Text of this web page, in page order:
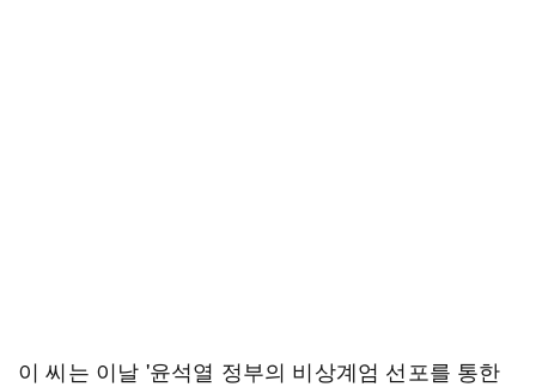
이 씨는 이날 '윤석열 정부의 비상계엄 선포를 통한